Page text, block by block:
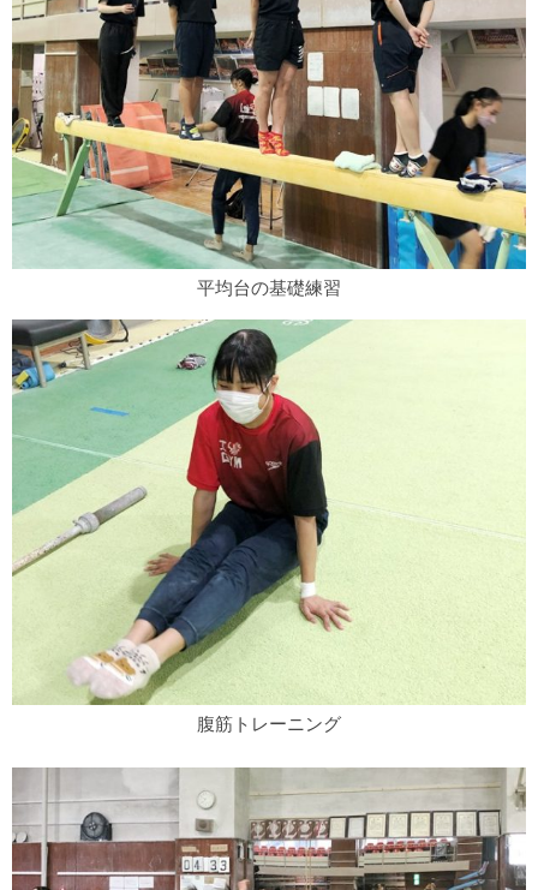
平均台の基礎練習
腹筋トレーニング